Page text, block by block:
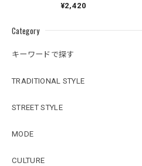
Category
キーワードで探す
TRADITIONAL STYLE
STREET STYLE
MODE
CULTURE
¥2,420